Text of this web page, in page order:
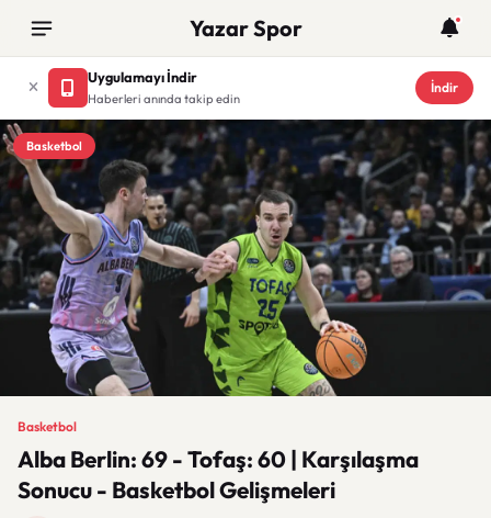
Yazar Spor
Uygulamayı İndir
Haberleri anında takip edin
İndir
Basketbol
Basketbol
Alba Berlin: 69 - Tofaş: 60 | Karşılaşma
Sonucu - Basketbol Gelişmeleri